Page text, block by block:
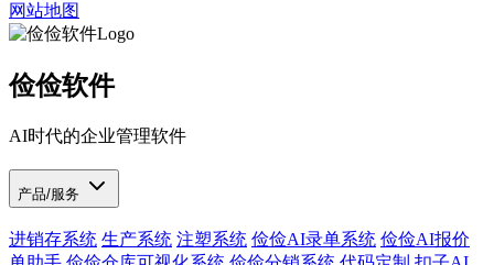
网站地图
俭俭软件
AI时代的企业管理软件
产品/服务
进销存系统 生产系统 注塑系统 俭俭AI录单系统 俭俭AI报价